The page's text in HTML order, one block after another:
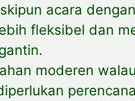
acara
fleksibel dan
moderen